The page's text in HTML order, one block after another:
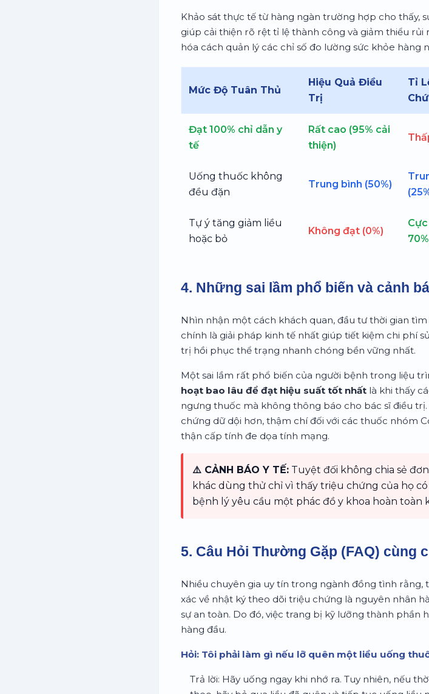
Khảo sát thực tế từ hàng ngàn trường hợp cho thấy,
giúp cải thiện rõ rệt tỉ lệ thành công và giảm thiểu rủi
hóa cách quản lý các chỉ số đo lường sức khỏe hàng
Mức Độ Tuân Thủ
Hiệu Quả Điều
Trị
Tỉ
Đạt 100% chỉ dẫn y
tế
Rất cao (95% cải
thiện)
Uống thuốc không
đều đặn
Trung bình (50%)
Tự ý tăng giảm liều
hoặc bỏ
Không đạt (0%)
4. Những sai lầm phổ biến và cảnh
Nhìn nhận một cách khách quan, đầu tư thời gian
chính là giải pháp kinh tế nhất giúp tiết kiệm chi phí
trị hồi phục thể trạng nhanh chóng bền vững nhất.
Một sai lầm rất phổ biến của người bệnh trong liệu
hoạt bao lâu để đạt hiệu suất tốt nhất là khi thấy
ngưng thuốc mà không thông báo cho bác sĩ điều
chứng dữ dội hơn, thậm chí đối với các thuốc nhóm
thận cấp tính đe dọa tính mạng.
⚠️ CẢNH BÁO Y TẾ: Tuyệt đối không chia sẻ
khác dùng thử chỉ vì thấy triệu chứng của họ có
bệnh lý yêu cầu một phác đồ y khoa hoàn toàn
5. Câu Hỏi Thường Gặp (FAQ) cùng
Nhiều chuyên gia uy tín trong ngành đồng tình
xác về nhật ký theo dõi triệu chứng là nguyên nhân
sự an toàn. Do đó, việc trang bị kỹ lưỡng thành phần
hàng đầu.
Hỏi: Tôi phải làm gì nếu lỡ quên một liều uống
Trả lời: Hãy uống ngay khi nhớ ra. Tuy nhiên, nếu